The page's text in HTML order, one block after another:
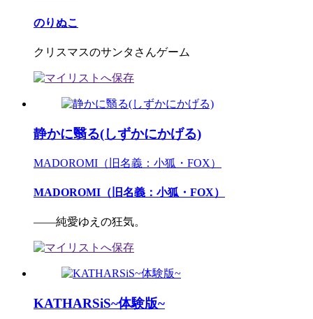
のりぬこ
クリスマスのサンタさんゲーム
静かに翳る(しずかにかげる)
MADOROMI（旧名義：小狐・FOX）
MADOROMI（旧名義：小狐・FOX）
――純愛ゆえの狂気。
KATHARSiS~体験版~